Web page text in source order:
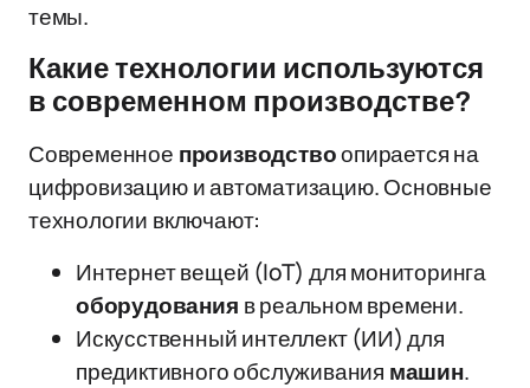
темы.
Какие технологии используются
в современном производстве?
Современное производствоопирается на
цифровизацию и автоматизацию. Основные
технологии включают:
Интернет вещей (IoT) для мониторинга
оборудования в реальном времени.
Искусственный интеллект (ИИ) для
предиктивного обслуживания машин.